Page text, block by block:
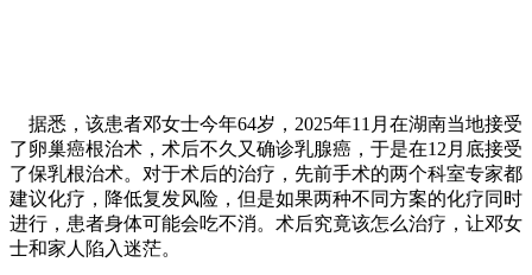
据悉，该患者邓女士今年64岁，2025年11月在湖南当地接受
了卵巢癌根治术，术后不久又确诊乳腺癌，于是在12月底接受
了保乳根治术。对于术后的治疗，先前手术的两个科室专家都
建议化疗，降低复发风险，但是如果两种不同方案的化疗同时
进行，患者身体可能会吃不消。术后究竟该怎么治疗，让邓女
士和家人陷入迷茫。